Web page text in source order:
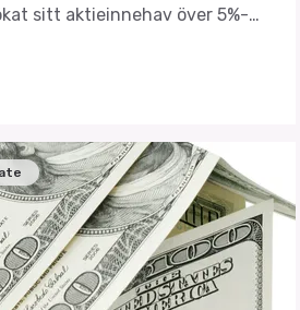
sitt aktieinnehav över 5%-